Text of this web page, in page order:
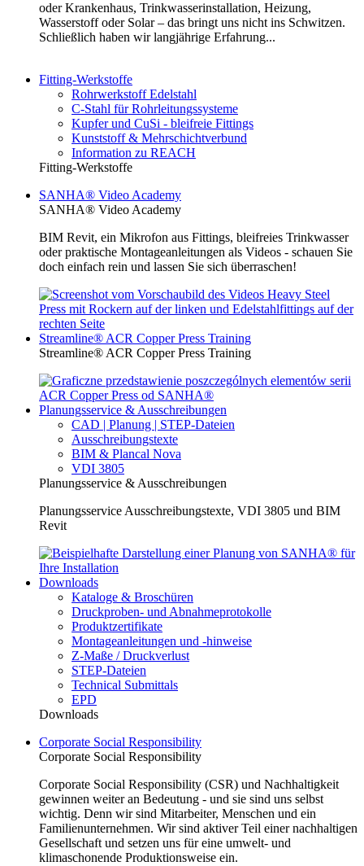
oder Krankenhaus, Trinkwasserinstallation, Heizung,
Wasserstoff oder Solar – das bringt uns nicht ins Schwitzen.
Schließlich haben wir langjährige Erfahrung...
Fitting-Werkstoffe
Rohrwerkstoff Edelstahl
C-Stahl für Rohrleitungssysteme
Kupfer und CuSi - bleifreie Fittings
Kunststoff & Mehrschichtverbund
Information zu REACH
Fitting-Werkstoffe
SANHA® Video Academy
SANHA® Video Academy
BIM Revit, ein Mikrofon aus Fittings, bleifreies Trinkwasser
oder praktische Montageanleitungen als Videos - schauen Sie
doch einfach rein und lassen Sie sich überraschen!
Streamline® ACR Copper Press Training
Streamline® ACR Copper Press Training
Planungsservice & Ausschreibungen
CAD | Planung | STEP-Dateien
Ausschreibungstexte
BIM & Plancal Nova
VDI 3805
Planungsservice & Ausschreibungen
Planungsservice Ausschreibungstexte, VDI 3805 und BIM
Revit
Downloads
Kataloge & Broschüren
Druckproben- und Abnahmeprotokolle
Produktzertifikate
Montageanleitungen und -hinweise
Z-Maße / Druckverlust
STEP-Dateien
Technical Submittals
EPD
Downloads
Corporate Social Responsibility
Corporate Social Responsibility
Corporate Social Responsibility (CSR) und Nachhaltigkeit
gewinnen weiter an Bedeutung - und sie sind uns selbst
wichtig. Denn wir sind Mitarbeiter, Menschen und ein
Familienunternehmen. Wir sind aktiver Teil einer nachhaltigen
Gesellschaft und setzen uns für eine umwelt- und
klimaschonende Produktionsweise ein.